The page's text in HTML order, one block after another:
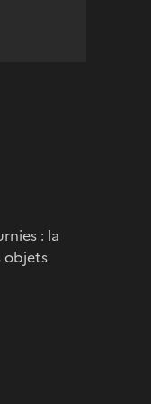
: la
objets